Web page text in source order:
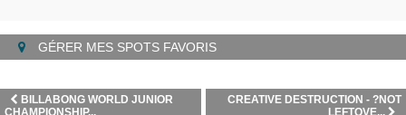
GÉRER MES SPOTS FAVORIS
CREATIVE DESTRUCTION - ?NOT
LEFTOVE...
BILLABONG WORLD JUNIOR
CHAMPIONSHIP...